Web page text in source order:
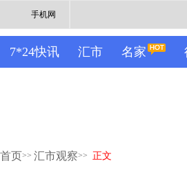
手机网
7*24快讯 汇市 名家
首页>> 汇市观察>> 正文